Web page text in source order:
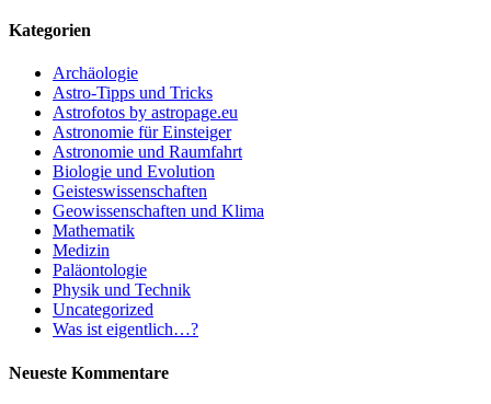
Kategorien
Archäologie
Astro-Tipps und Tricks
Astrofotos by astropage.eu
Astronomie für Einsteiger
Astronomie und Raumfahrt
Biologie und Evolution
Geisteswissenschaften
Geowissenschaften und Klima
Mathematik
Medizin
Paläontologie
Physik und Technik
Uncategorized
Was ist eigentlich…?
Neueste Kommentare